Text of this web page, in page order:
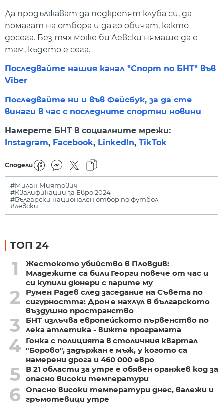
Да продължават да подкрепят клуба си, да
помагат на отбора и да го обичат, както
досега. Без тях може би Левски нямаше да е
там, където е сега.
Последвайте нашия канал "Спорт по БНТ" във
Viber
Последвайте ни и във Фейсбук, за да сте
винаги в час с последните спортни новини
Намерете БНТ в социалните мрежи:
Instagram, Facebook, LinkedIn, TikTok
Сподели
#Милан Миятович
#Квалификации за Евро 2024
#Български национален отбор по футбол
#левски
ТОП 24
1
Жестокото убийство в Пловдив:
Младежите са били Георги повече от час и
си купили дюнери с парите му
2
Румен Радев след заседание на Съвета по
сигурността: Дрон е нахлул в българското
въздушно пространство
3
БНТ излъчва европейското първенство по
лека атлетика - вижте програмата
4 Гонка с полицията в столичния квартал
"Борово", задържан е мъж, у когото са
намерени дрога и 460 000 евро
5
В 21 области за утре е обявен оранжев код за
опасно високи температури
6 Опасно високи температури днес, валежи и
гръмотевици утре